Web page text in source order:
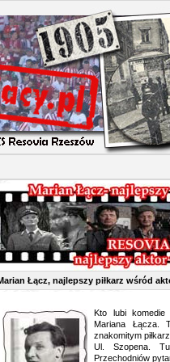
Łącz, najlepszy piłkarz wśród
Kto lubi komedie
Mariana Łącza.
znakomitym
Ul. Szopena.
Przechodniów